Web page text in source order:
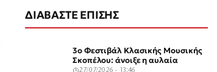
ΔΙΑΒΑΣΤΕ ΕΠΙΣΗΣ
3ο Φεστιβάλ Κλασικής Μουσικής
Σκοπέλου: άνοιξε η αυλαία
27/07/2026 - 13:46